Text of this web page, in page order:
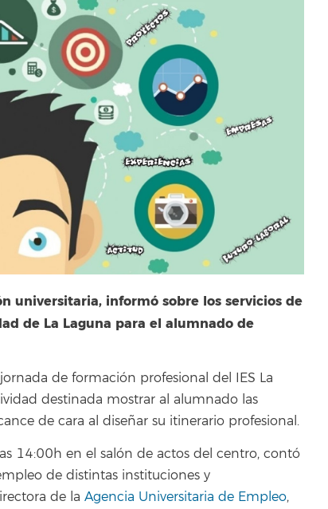
universitaria, informó sobre los servicios de
de La Laguna para el alumnado de
de formación profesional del IES La
destinada mostrar al alumnado las
de cara al diseñar su itinerario profesional.
14:00h en el salón de actos del centro, contó
de distintas instituciones y
de la Agencia Universitaria de Empleo,